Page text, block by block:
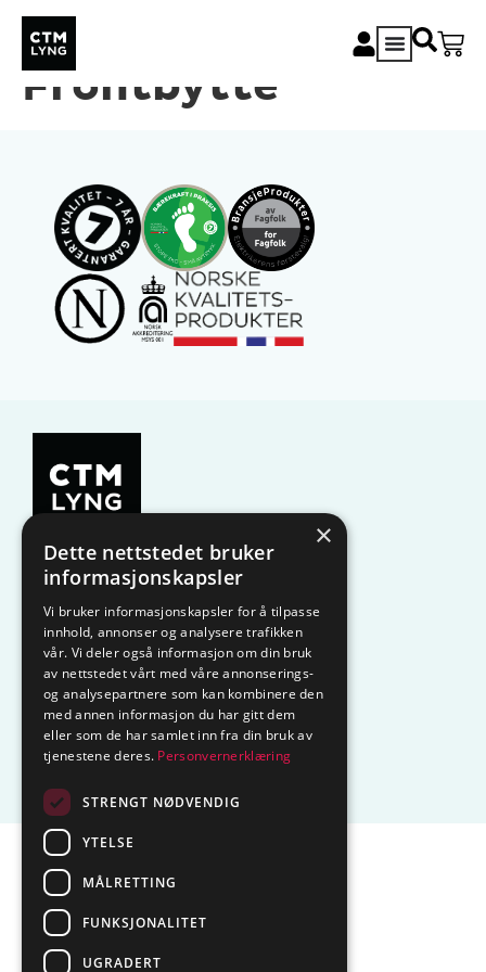
mTouch Dim –
Frontbytte
KAMPANJE Komfyrvakt
Belysning Lysstyring
Varmestyring Vannstopp
Frostsikring Smarthus – OP
Centrol
Sentralbord tlf.
Epost:
Org.nr.: NO 936 285 244 MVA
×
Dette nettstedet bruker
informasjonskapsler
Vi bruker informasjonskapsler for å tilpasse
innhold, annonser og analysere trafikken
vår. Vi deler også informasjon om din bruk
av nettstedet vårt med våre annonserings-
og analysepartnere som kan kombinere den
med annen informasjon du har gitt dem
eller som de har samlet inn fra din bruk av
tjenestene deres. Personvernerklæring
STRENGT NØDVENDIG
YTELSE
MÅLRETTING
FUNKSJONALITET
UGRADERT